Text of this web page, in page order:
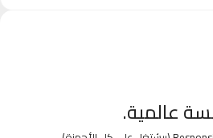
عالمية.